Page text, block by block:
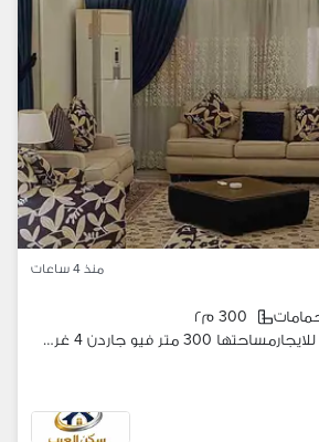
منذ 4 ساعات
300 م٢
شقه مفروشه فندقيه للايجارمساحتها 300 متر فيو جاردن 4 غرف مكيفه مكيفه معقمه انترنت واي فاي ايجار يومي وشهري من المالك مباشره